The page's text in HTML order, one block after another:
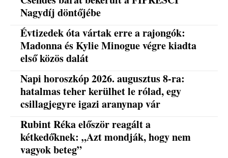
Nagydíj döntőjébe
Évtizedek óta vártak erre a rajongók:
Madonna és Kylie Minogue végre kiadta
első közös dalát
Napi horoszkóp 2026. augusztus 8-ra:
hatalmas teher kerülhet le rólad, egy
csillagjegyre igazi aranynap vár
Rubint Réka először reagált a
kétkedőknek: „Azt mondják, hogy nem
vagyok beteg”